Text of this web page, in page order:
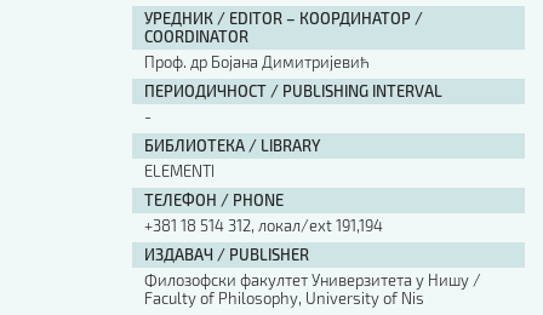
УРЕДНИК / EDITOR – КООРДИНАТОР /
COORDINATOR
Проф. др Бојана Димитријевић
ПЕРИОДИЧНОСТ / PUBLISHING INTERVAL
-
БИБЛИОТЕКА / LIBRARY
ЕLEMENTI
ТЕЛЕФОН / PHONE
+381 18 514 312, локал/ext 191,194
ИЗДАВАЧ / PUBLISHER
Филозофски факултет Универзитета у Нишу /
Faculty of Philosophy, University of Nis